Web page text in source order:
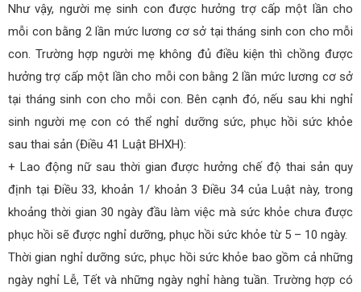
Như vậy, người mẹ sinh con được hưởng trợ cấp một lần cho
mỗi con bằng 2 lần mức lương cơ sở tại tháng sinh con cho mỗi
con. Trường hợp người mẹ không đủ điều kiện thì chồng được
hưởng trợ cấp một lần cho mỗi con bằng 2 lần mức lương cơ sở
tại tháng sinh con cho mỗi con. Bên cạnh đó, nếu sau khi nghỉ
sinh người mẹ con có thể nghỉ dưỡng sức, phục hồi sức khỏe
sau thai sản (Điều 41 Luật BHXH):
+ Lao động nữ sau thời gian được hưởng chế độ thai sản quy
định tại Điều 33, khoản 1/ khoản 3 Điều 34 của Luật này, trong
khoảng thời gian 30 ngày đầu làm việc mà sức khỏe chưa được
phục hồi sẽ được nghỉ dưỡng, phục hồi sức khỏe từ 5 – 10 ngày.
Thời gian nghỉ dưỡng sức, phục hồi sức khỏe bao gồm cả những
ngày nghỉ Lễ, Tết và những ngày nghỉ hàng tuần. Trường hợp có